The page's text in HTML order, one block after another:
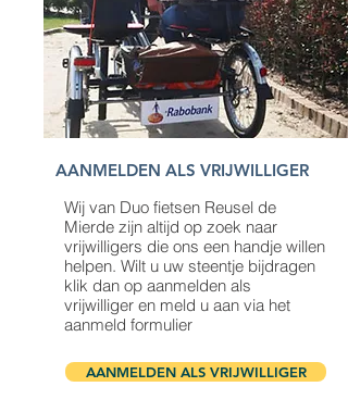
AANMELDEN ALS VRIJWILLIGER
Wij van Duo fietsen Reusel de
Mierde zijn altijd op zoek naar
vrijwilligers die ons een handje willen
helpen. Wilt u uw steentje bijdragen
klik dan op aanmelden als
vrijwilliger en meld u aan via het
aanmeld formulier
AANMELDEN ALS VRIJWILLIGER